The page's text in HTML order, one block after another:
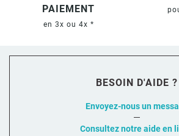
PAIEMENT
en 3x ou 4x *
BESOIN D'AIDE ?
Envoyez-nous un
Consultez notre aide en